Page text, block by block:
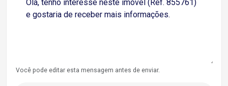
Você pode editar esta mensagem antes de enviar.